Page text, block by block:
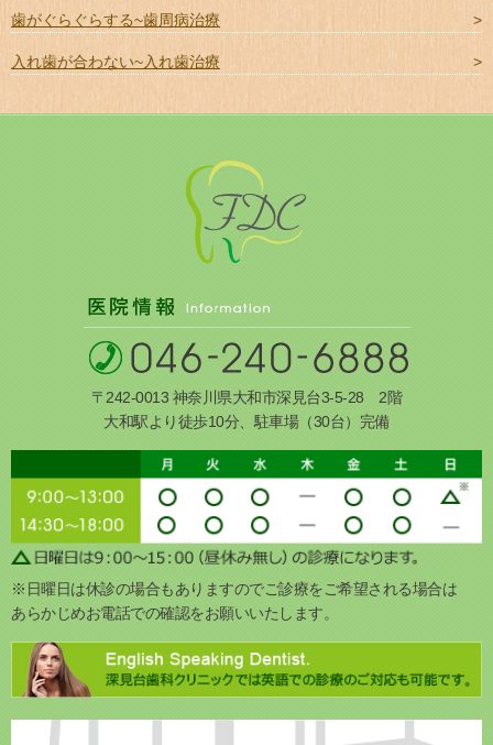
歯がぐらぐらする~歯周病治療
入れ歯が合わない~入れ歯治療
〒242-0013 神奈川県大和市深見台3-5-28 2階
大和駅より徒歩10分、駐車場（30台）完備
※日曜日は休診の場合もありますのでご診療をご希望される場合は
あらかじめお電話での確認をお願いいたします。